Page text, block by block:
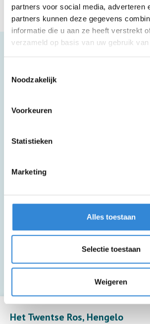
partners voor social media, adverteren
partners kunnen deze gegevens
informatie die u aan ze heeft verstrekt
verzameld op basis van uw gebruik
Noodzakelijk
Voorkeuren
Statistieken
Marketing
Alles toestaan
Selectie toestaan
Weigeren
Het Twentse Ros, Hengelo
Meer informatie
Deze activiteit is
maar je moet wel in en
Deze activiteit is
Zakgeldtip voor extra
souvenirs.
Deze activiteit biedt
deelnemers per